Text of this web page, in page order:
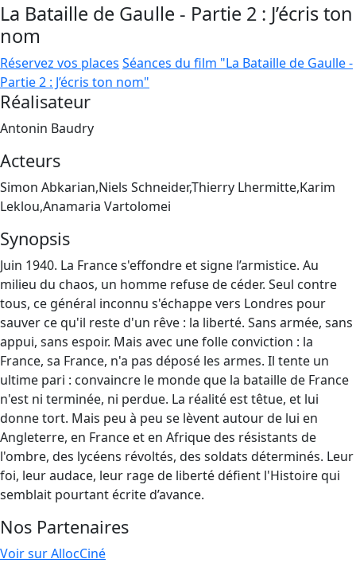
La Bataille de Gaulle - Partie 2 : J’écris ton
nom
Réservez vos places Séances du film "La Bataille de Gaulle -
Partie 2 : J’écris ton nom"
Réalisateur
Antonin Baudry
Acteurs
Simon Abkarian,Niels Schneider,Thierry Lhermitte,Karim
Leklou,Anamaria Vartolomei
Synopsis
Juin 1940. La France s'effondre et signe l’armistice. Au
milieu du chaos, un homme refuse de céder. Seul contre
tous, ce général inconnu s'échappe vers Londres pour
sauver ce qu'il reste d'un rêve : la liberté. Sans armée, sans
appui, sans espoir. Mais avec une folle conviction : la
France, sa France, n'a pas déposé les armes. Il tente un
ultime pari : convaincre le monde que la bataille de France
n'est ni terminée, ni perdue. La réalité est têtue, et lui
donne tort. Mais peu à peu se lèvent autour de lui en
Angleterre, en France et en Afrique des résistants de
l'ombre, des lycéens révoltés, des soldats déterminés. Leur
foi, leur audace, leur rage de liberté défient l'Histoire qui
semblait pourtant écrite d’avance.
Nos Partenaires
Voir sur AllocCiné